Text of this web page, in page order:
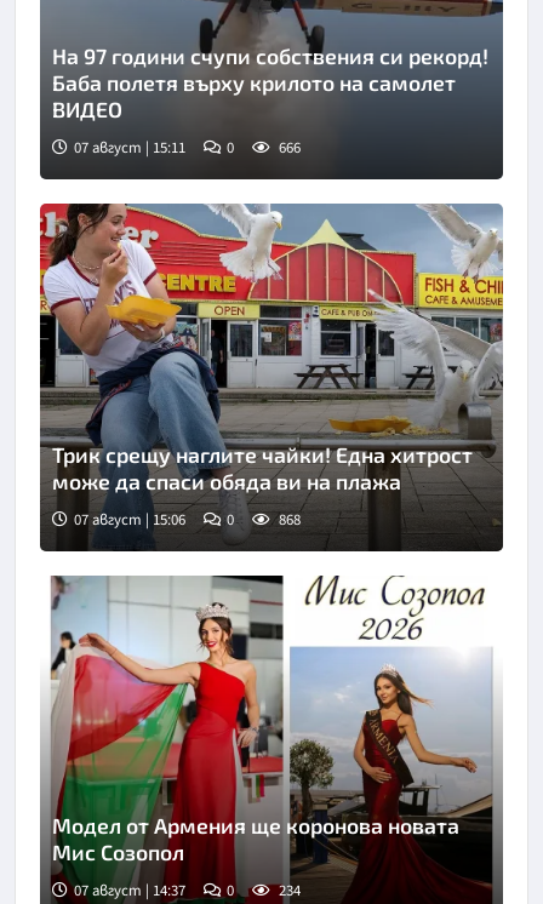
Снимка: инстаграм
На 97 години счупи собствения си рекорд!
Баба полетя върху крилото на самолет
ВИДЕО
07 август | 15:11 0 666
Трик срещу наглите чайки! Една хитрост
може да спаси обяда ви на плажа
07 август | 15:06 0 868
Модел от Армения ще коронова новата
Мис Созопол
07 август | 14:37 0 234